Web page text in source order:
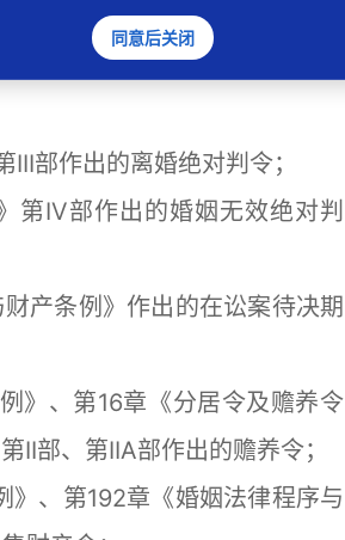
部作出的离婚绝对判令；
IV部作出的婚姻无效绝对判
产条例》作出的在讼案待决期
、第16章《分居令及赡养令
II部、第IIA部作出的赡养令；
、第192章《婚姻法律程序与
同意后关闭